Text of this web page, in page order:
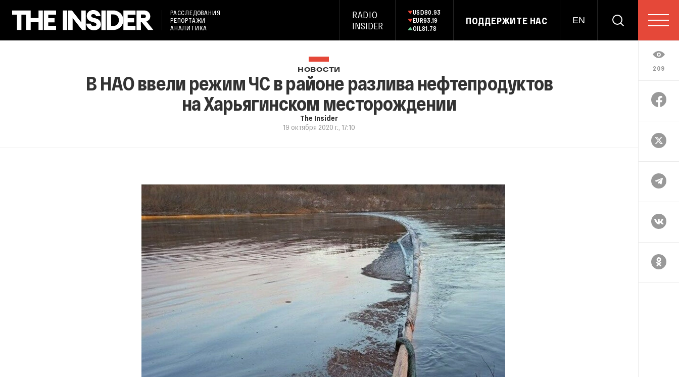
РАССЛЕДОВАНИЯ
РЕПОРТАЖИ
АНАЛИТИКА
RADIO
INSIDER
USD80.93
EUR93.19
OIL81.78
ПОДДЕРЖИТЕ НАС EN
209
НОВОСТИ
В НАО ввели режим ЧС в районе разлива нефтепродуктов
на Харьягинском месторождении
The Insider
19 октября 2020 г., 17:10